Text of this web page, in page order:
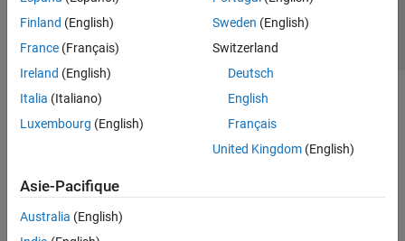
Finland (English)
France (Français)
Ireland (English)
Italia (Italiano)
Luxembourg (English)
Sweden (English)
Switzerland
Deutsch
English
Français
United Kingdom(English)
Asie-Pacifique
Australia (English)